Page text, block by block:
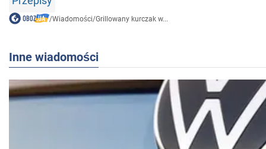
/Wiadomości/Grillowany kurczak w...
Inne wiadomości